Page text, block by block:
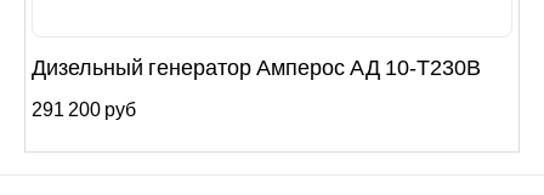
Дизельный генератор Амперос АД 10-Т230B
291 200 руб